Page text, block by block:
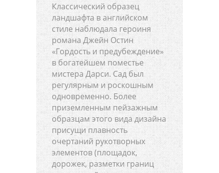
Классический образец
ландшафта в английском
стиле наблюдала героиня
романа Джейн Остин
«Гордость и предубеждение»
в богатейшем поместье
мистера Дарси. Сад был
регулярным и роскошным
одновременно. Более
приземленным пейзажным
образцам этого вида дизайна
присущи плавность
очертаний рукотворных
элементов (площадок,
дорожек, разметки границ